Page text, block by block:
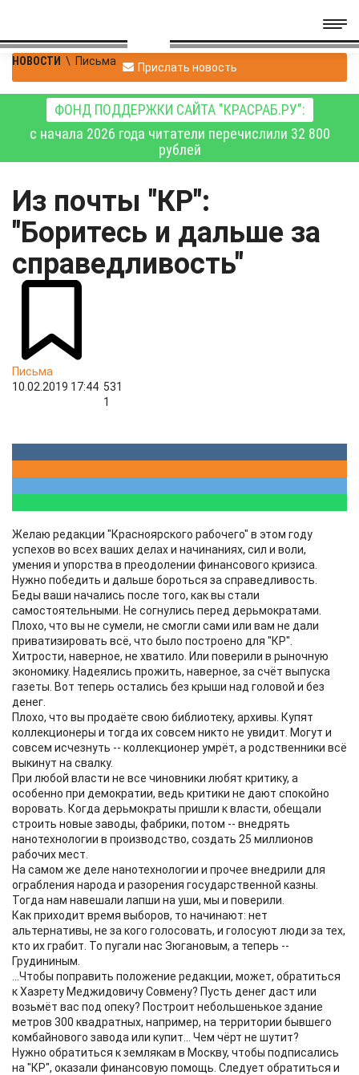
НОВОСТИ \ Письма Прислать новость
ФОНД ПОДДЕРЖКИ САЙТА "КРАСРАБ.РУ":
с начала 2026 года читатели перечислили 32 800
рублей
Из почты "КР":
"Боритесь и дальше за
справедливость"
Письма
10.02.2019 17:44 531
1
Желаю редакции "Красноярского рабочего" в этом году
успехов во всех ваших делах и начинаниях, сил и воли,
умения и упорства в преодолении финансового кризиса.
Нужно победить и дальше бороться за справедливость.
Беды ваши начались после того, как вы стали
самостоятельными. Не согнулись перед дерьмократами.
Плохо, что вы не сумели, не смогли сами или вам не дали
приватизировать всё, что было построено для "КР".
Хитрости, наверное, не хватило. Или поверили в рыночную
экономику. Надеялись прожить, наверное, за счёт выпуска
газеты. Вот теперь остались без крыши над головой и без
денег.
Плохо, что вы продаёте свою библиотеку, архивы. Купят
коллекционеры и тогда их совсем никто не увидит. Могут и
совсем исчезнуть -- коллекционер умрёт, а родственники всё
выкинут на свалку.
При любой власти не все чиновники любят критику, а
особенно при демократии, ведь критики не дают спокойно
воровать. Когда дерьмократы пришли к власти, обещали
строить новые заводы, фабрики, потом -- внедрять
нанотехнологии в производство, создать 25 миллионов
рабочих мест.
На самом же деле нанотехнологии и прочее внедрили для
ограбления народа и разорения государственной казны.
Тогда нам навешали лапши на уши, мы и поверили.
Как приходит время выборов, то начинают: нет
альтернативы, не за кого голосовать, и голосуют люди за тех,
кто их грабит. То пугали нас Зюгановым, а теперь --
Грудининым.
...Чтобы поправить положение редакции, может, обратиться
к Хазрету Меджидовичу Совмену? Пусть денег даст или
возьмёт вас под опеку? Построит небольшенькое здание
метров 300 квадратных, например, на территории бывшего
комбайнового завода или купит... Чем чёрт не шутит?
Нужно обратиться к землякам в Москву, чтобы подписались
на "КР", оказали финансовую помощь. Следует обратиться и